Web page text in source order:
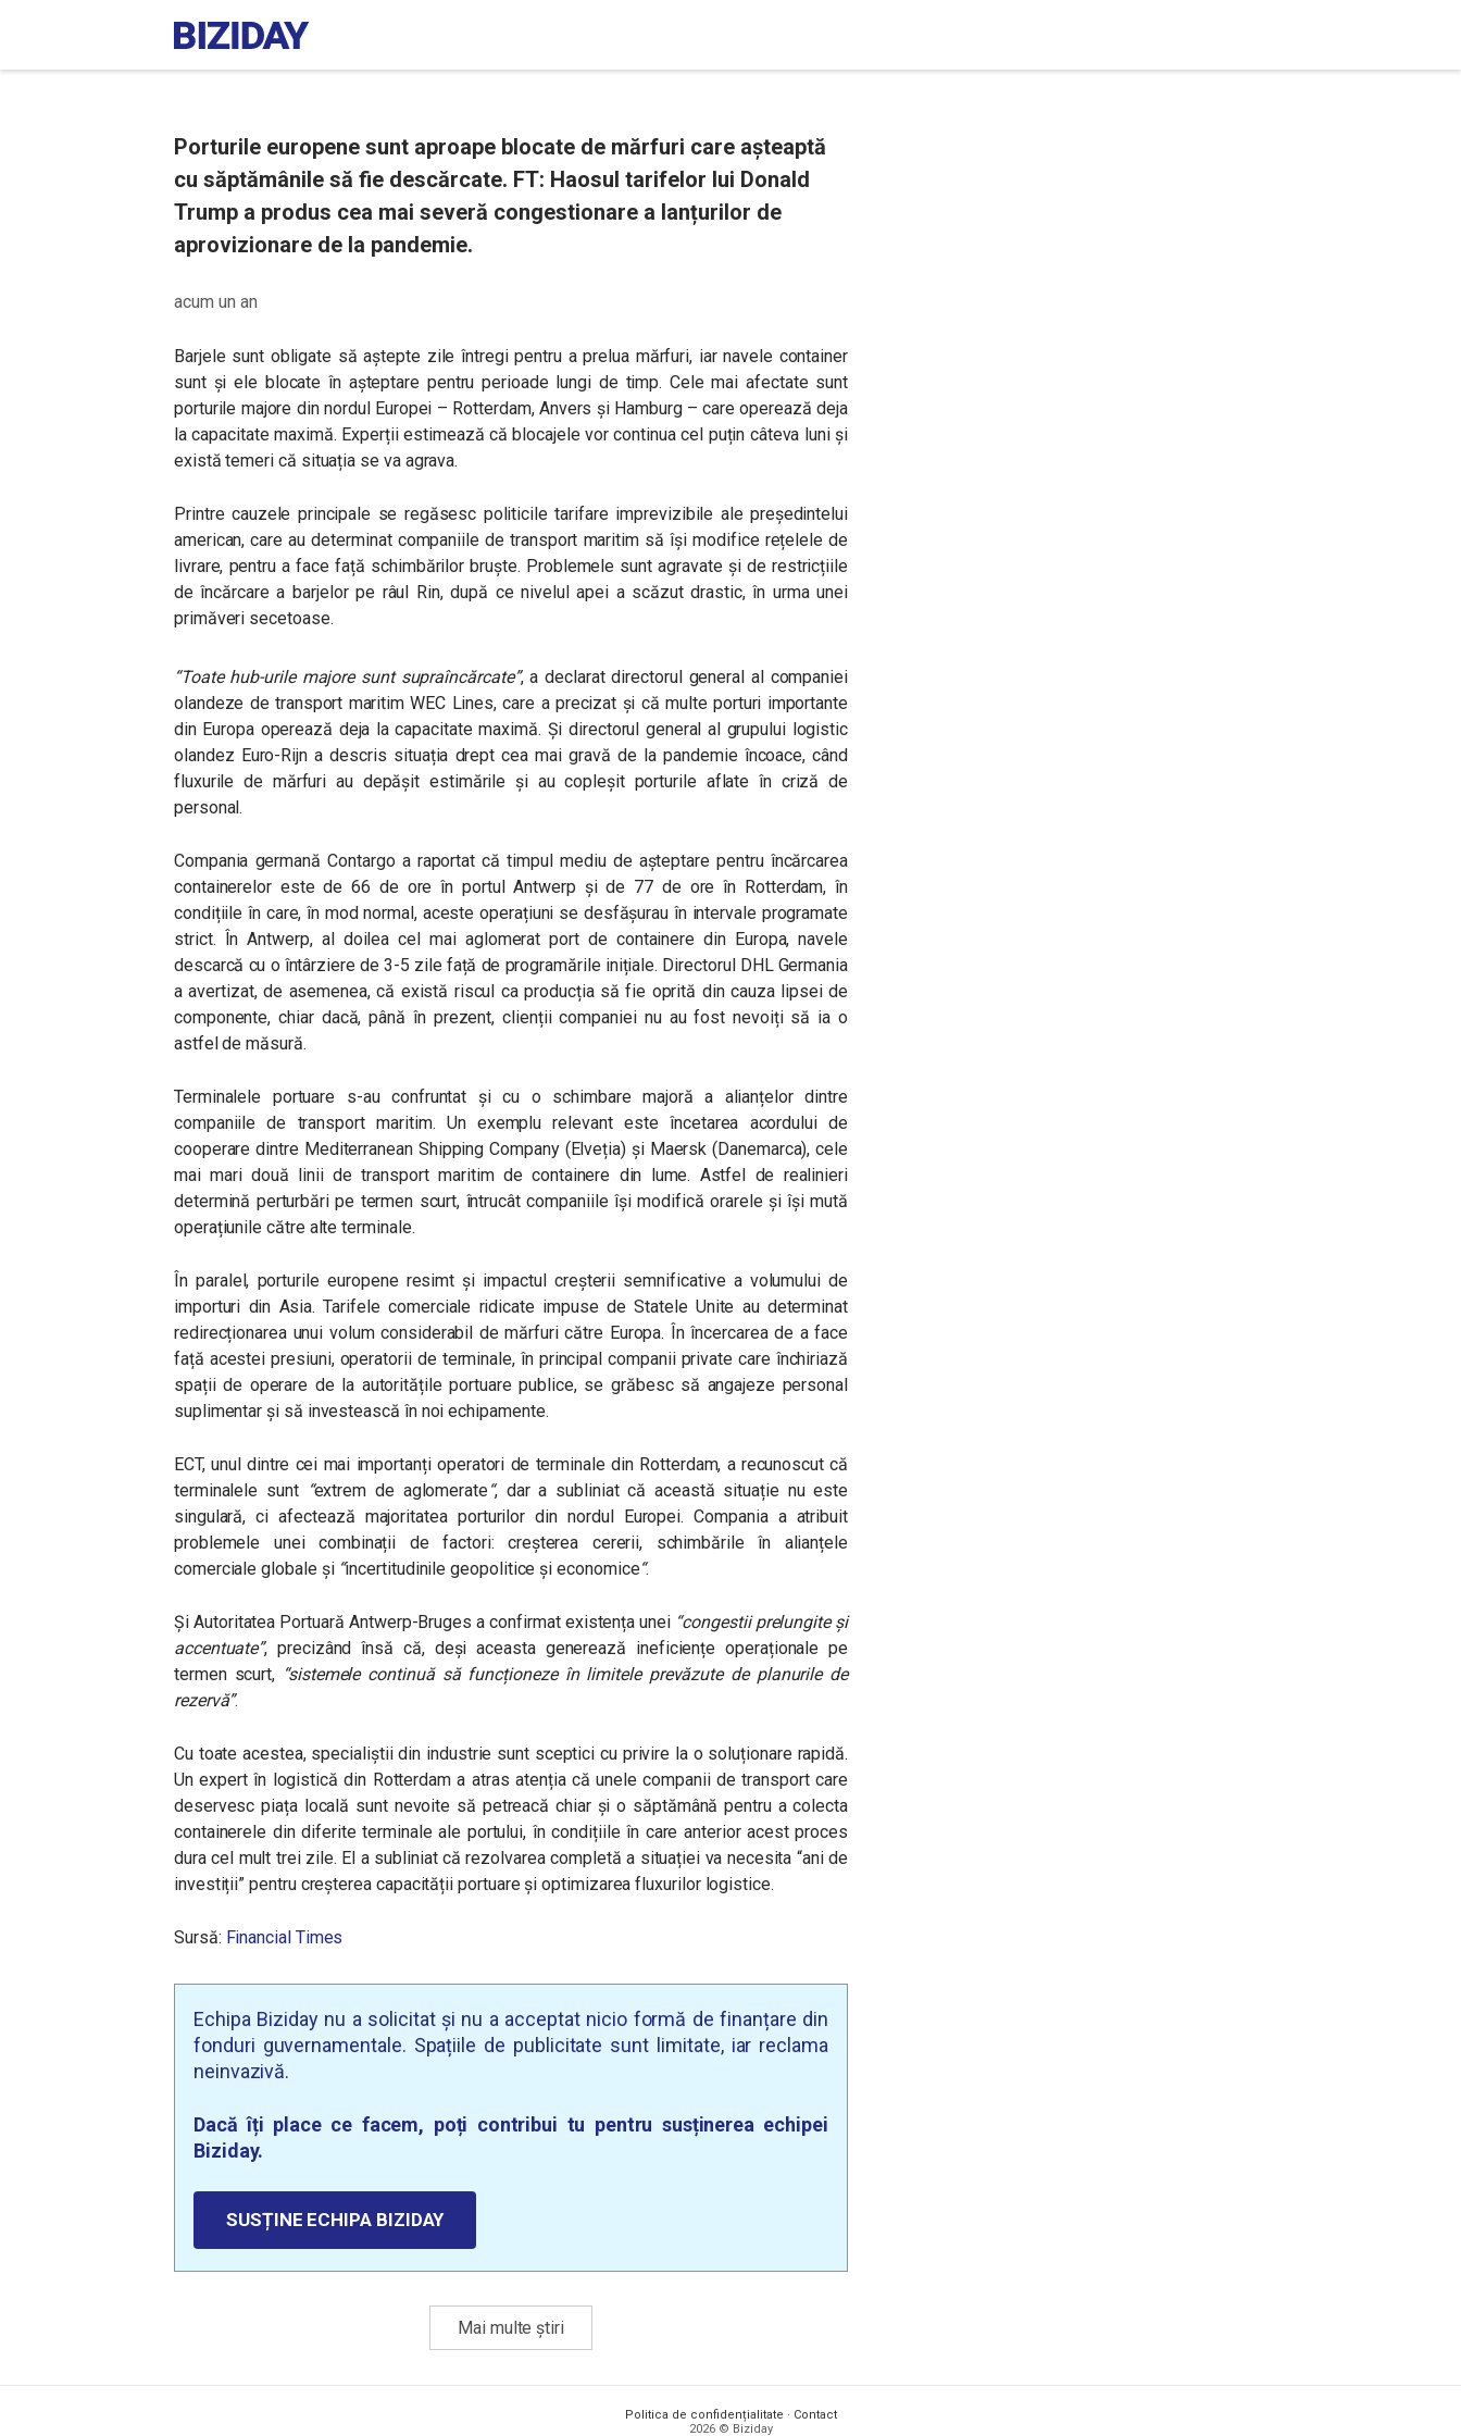
Porturile europene sunt aproape blocate de mărfuri care așteaptă
cu săptămânile să fie descărcate. FT: Haosul tarifelor lui Donald
Trump a produs cea mai severă congestionare a lanțurilor de
aprovizionare de la pandemie.
acum un an
Barjele sunt obligate să aștepte zile întregi pentru a prelua mărfuri, iar navele container
sunt și ele blocate în așteptare pentru perioade lungi de timp. Cele mai afectate sunt
porturile majore din nordul Europei – Rotterdam, Anvers și Hamburg – care operează deja
la capacitate maximă. Experții estimează că blocajele vor continua cel puțin câteva luni și
există temeri că situația se va agrava.
Printre cauzele principale se regăsesc politicile tarifare imprevizibile ale președintelui
american, care au determinat companiile de transport maritim să își modifice rețelele de
livrare, pentru a face față schimbărilor bruște. Problemele sunt agravate și de restricțiile
de încărcare a barjelor pe râul Rin, după ce nivelul apei a scăzut drastic, în urma unei
primăveri secetoase.
“Toate hub-urile majore sunt supraîncărcate”, a declarat directorul general al companiei
olandeze de transport maritim WEC Lines, care a precizat și că multe porturi importante
din Europa operează deja la capacitate maximă. Și directorul general al grupului logistic
olandez Euro-Rijn a descris situația drept cea mai gravă de la pandemie încoace, când
fluxurile de mărfuri au depășit estimările și au copleșit porturile aflate în criză de
personal.
Compania germană Contargo a raportat că timpul mediu de așteptare pentru încărcarea
containerelor este de 66 de ore în portul Antwerp și de 77 de ore în Rotterdam, în
condițiile în care, în mod normal, aceste operațiuni se desfășurau în intervale programate
strict. În Antwerp, al doilea cel mai aglomerat port de containere din Europa, navele
descarcă cu o întârziere de 3-5 zile față de programările inițiale. Directorul DHL Germania
a avertizat, de asemenea, că există riscul ca producția să fie oprită din cauza lipsei de
componente, chiar dacă, până în prezent, clienții companiei nu au fost nevoiți să ia o
astfel de măsură.
Terminalele portuare s-au confruntat și cu o schimbare majoră a alianțelor dintre
companiile de transport maritim. Un exemplu relevant este încetarea acordului de
cooperare dintre Mediterranean Shipping Company (Elveția) și Maersk (Danemarca), cele
mai mari două linii de transport maritim de containere din lume. Astfel de realinieri
determină perturbări pe termen scurt, întrucât companiile își modifică orarele și își mută
operațiunile către alte terminale.
În paralel, porturile europene resimt și impactul creșterii semnificative a volumului de
importuri din Asia. Tarifele comerciale ridicate impuse de Statele Unite au determinat
redirecționarea unui volum considerabil de mărfuri către Europa. În încercarea de a face
față acestei presiuni, operatorii de terminale, în principal companii private care închiriază
spații de operare de la autoritățile portuare publice, se grăbesc să angajeze personal
suplimentar și să investească în noi echipamente.
ECT, unul dintre cei mai importanți operatori de terminale din Rotterdam, a recunoscut că
terminalele sunt “extrem de aglomerate“, dar a subliniat că această situație nu este
singulară, ci afectează majoritatea porturilor din nordul Europei. Compania a atribuit
problemele unei combinații de factori: creșterea cererii, schimbările în alianțele
comerciale globale și “incertitudinile geopolitice și economice“.
Și Autoritatea Portuară Antwerp-Bruges a confirmat existența unei “congestii prelungite și
accentuate”, precizând însă că, deși aceasta generează ineficiențe operaționale pe
termen scurt, “sistemele continuă să funcționeze în limitele prevăzute de planurile de
rezervă”.
Cu toate acestea, specialiștii din industrie sunt sceptici cu privire la o soluționare rapidă.
Un expert în logistică din Rotterdam a atras atenția că unele companii de transport care
deservesc piața locală sunt nevoite să petreacă chiar și o săptămână pentru a colecta
containerele din diferite terminale ale portului, în condițiile în care anterior acest proces
dura cel mult trei zile. El a subliniat că rezolvarea completă a situației va necesita “ani de
investiții” pentru creșterea capacității portuare și optimizarea fluxurilor logistice.
Sursă: Financial Times
Echipa Biziday nu a solicitat și nu a acceptat nicio formă de finanțare din
fonduri guvernamentale. Spațiile de publicitate sunt limitate, iar reclama
neinvazivă.
Dacă îți place ce facem, poți contribui tu pentru susținerea echipei
Biziday.
SUSȚINE ECHIPA BIZIDAY
Mai multe știri
Politica de confidențialitate · Contact
2026 © Biziday